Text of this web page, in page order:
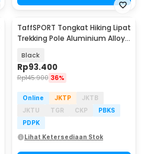
TaffSPORT Tongkat Hiking Lipat
Trekking Pole Aluminium Alloy
Black
Rp93.400
Rp145.900 36%
Online JKTP
JKTB
JKTU
TGR CKP
PBKS
PDPK
Lihat Ketersediaan Stok